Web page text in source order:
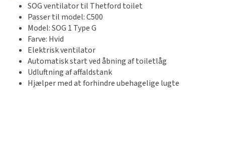
SOG ventilator til Thetford toilet
Passer til model: C500
Model: SOG 1 Type G
Farve: Hvid
Elektrisk ventilator
Automatisk start ved åbning af toiletlåg
Udluftning af affaldstank
Hjælper med at forhindre ubehagelige lugte